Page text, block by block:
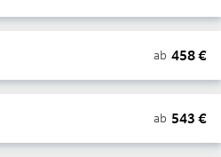
ab 458€
ab 543 €